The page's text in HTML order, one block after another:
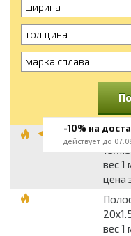
ширина
толщина
марка сплава
вес 1
цена
вес 1
-10% на
действует до